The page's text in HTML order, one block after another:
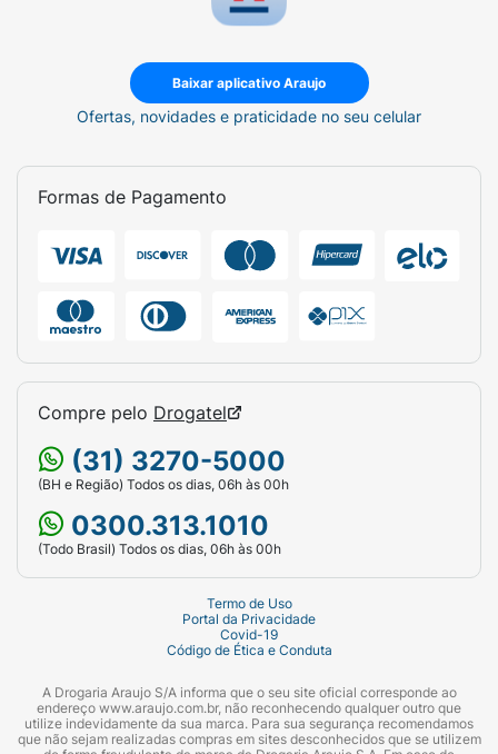
Baixar aplicativo Araujo
Ofertas, novidades e praticidade no seu celular
Formas de Pagamento
Compre pelo Drogatel
(31) 3270-5000
(BH e Região) Todos os dias, 06h às 00h
0300.313.1010
(Todo Brasil) Todos os dias, 06h às 00h
Termo de Uso
Portal da Privacidade
Covid-19
Código de Ética e Conduta
A Drogaria Araujo S/A informa que o seu site oficial corresponde ao
endereço www.araujo.com.br, não reconhecendo qualquer outro que
utilize indevidamente da sua marca. Para sua segurança recomendamos
que não sejam realizadas compras em sites desconhecidos que se utilizem